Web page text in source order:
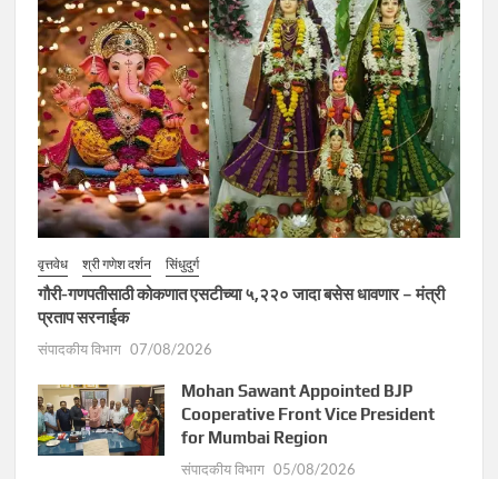
वृत्तवेध श्री गणेश दर्शन सिंधुदुर्ग
गौरी-गणपतीसाठी कोकणात एसटीच्या ५,२२० जादा बसेस धावणार – मंत्री
प्रताप सरनाईक
संपादकीय विभाग 07/08/2026
Mohan Sawant Appointed BJP
Cooperative Front Vice President
for Mumbai Region
संपादकीय विभाग 05/08/2026